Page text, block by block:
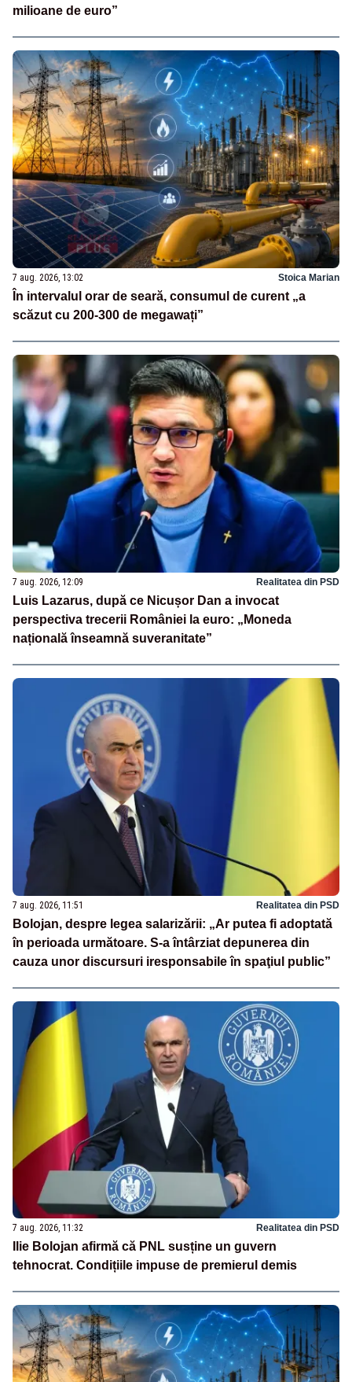
milioane de euro”
7 aug. 2026, 13:02 Stoica Marian
În intervalul orar de seară, consumul de curent „a
scăzut cu 200-300 de megawați”
7 aug. 2026, 12:09 Realitatea din PSD
Luis Lazarus, după ce Nicușor Dan a invocat
perspectiva trecerii României la euro: „Moneda
națională înseamnă suveranitate”
7 aug. 2026, 11:51 Realitatea din PSD
Bolojan, despre legea salarizării: „Ar putea fi adoptată
în perioada următoare. S-a întârziat depunerea din
cauza unor discursuri iresponsabile în spaţiul public”
7 aug. 2026, 11:32 Realitatea din PSD
Ilie Bolojan afirmă că PNL susține un guvern
tehnocrat. Condițiile impuse de premierul demis